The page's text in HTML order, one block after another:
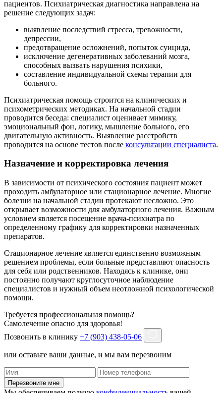
пациентов. Психиатрическая диагностика направлена на
решение следующих задач:
выявление последствий стресса, тревожности,
депрессии,
предотвращение осложнений, попыток суицида,
исключение дегенеративных заболеваний мозга,
способных вызвать нарушения психики,
составление индивидуальной схемы терапии для
больного.
Психиатрическая помощь строится на клинических и
психометрических методиках. На начальной стадии
проводится беседа: специалист оценивает мимику,
эмоциональный фон, логику, мышление больного, его
двигательную активность. Выявление расстройств
проводится на основе тестов после консультации специалиста.
Назначение и корректировка лечения
В зависимости от психического состояния пациент может
проходить амбулаторное или стационарное лечение. Многие
болезни на начальной стадии протекают несложно. Это
открывает возможности для амбулаторного лечения. Важным
условием является посещение врача-психиатра по
определенному графику для корректировки назначенных
препаратов.
Стационарное лечение является единственно возможным
решением проблемы, если больные представляют опасность
для себя или родственников. Находясь к клинике, они
постоянно получают круглосуточное наблюдение
специалистов и нужный объем неотложной психологической
помощи.
Требуется профессиональная помощь?
Самолечение опасно для здоровья!
Позвонить в клинику +7 (903) 438-05-06
или оставьте ваши данные, и мы вам перезвоним
Перезвоните мне